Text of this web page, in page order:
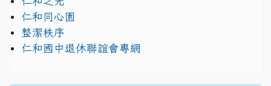
仁和同心園
整潔秩序
仁和國中退休聯誼會專網